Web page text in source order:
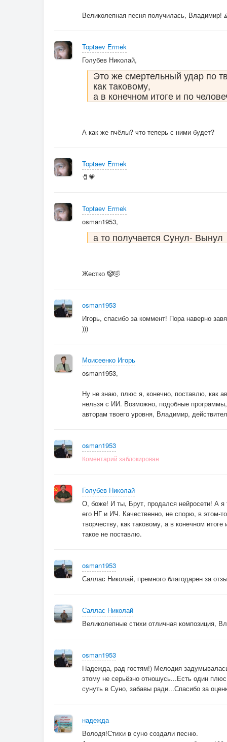
Великолепная песня получилась,
Toptaev Ermek
Голубев Николай,
Это же смертельный удар по
как таковому,
а в конечном итоге и по
А как же пчёлы? что теперь с ними будет?
Toptaev Ermek
🧷💗
Toptaev Ermek
osman1953,
а то получается Сунул- Вынул
Жестко 🤡🤣
osman1953
Игорь, спасибо за коммент! Пора наверно
)))
Моисеенко Игорь
osman1953,
Ну не знаю, плюс я, конечно, поставлю, как
нельзя с ИИ. Возможно, подобные
авторам твоего уровня, Владимир,
osman1953
Коментарий заблокирован
Голубев Николай
О, боже! И ты, Брут, продался нейросети! А я
его НГ и ИЧ. Качественно, не спорю, в этом-
творчеству, как таковому, а в конечном
такое не поставлю.
osman1953
Саллас Николай, премного благодарен за
Саллас Николай
Великолепные стихи отличная композиция,
osman1953
Надежда, рад гостям!) Мелодия
этому не серьёзно отношусь...Есть один
сунуть в Суно, забавы ради...Спасибо за
надежда
Володя!Стихи в суно создали песню.